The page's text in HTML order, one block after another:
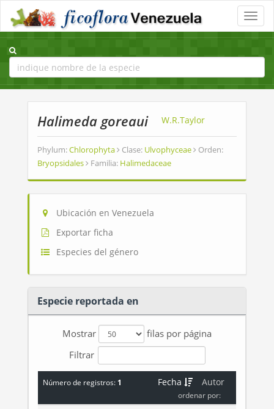
Toggle
Halimeda goreaui W.R.Taylor
Phylum:Chlorophyta Clase: Ulvophyceae
Orden:
Bryopsidales
Familia: Halimedaceae
Ubicación en Venezuela
Exportar ficha
Especies del género
Especie reportada en
Mostrar
filas por página
Filtrar
Número de registros: 1 Autor
Fecha
ordenar por: